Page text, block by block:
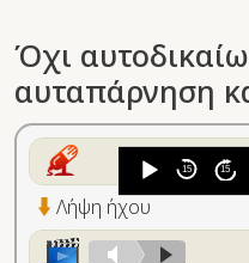
Όχι
αυταπάρνηση
Audio
Player
15 15
Λήψη ήχου